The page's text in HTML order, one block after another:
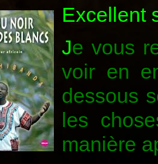
Excellent
Je vous
voir en
dessous
les
manière